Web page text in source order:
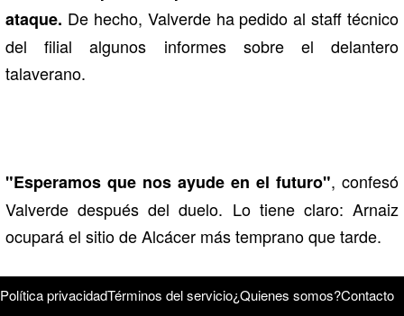
ataque. De hecho, Valverde ha pedido al staff técnico
del filial algunos informes sobre el delantero
talaverano.
"Esperamos que nos ayude en el futuro", confesó
Valverde después del duelo. Lo tiene claro: Arnaiz
ocupará el sitio de Alcácer más temprano que tarde.
Política privacidadTérminos del servicio¿Quienes somos?Contacto